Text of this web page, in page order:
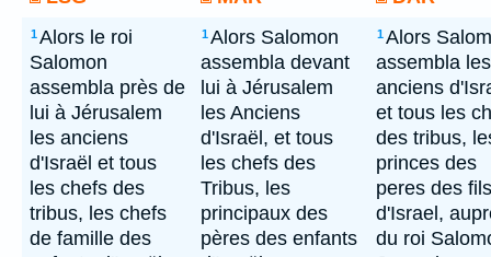
1Alors le roi
Salomon
assembla près de
lui à Jérusalem
les anciens
d'Israël et tous
les chefs des
tribus, les chefs
de famille des
1Alors Salomon
assembla devant
lui à Jérusalem
les Anciens
d'Israël, et tous
les chefs des
Tribus, les
principaux des
pères des enfants
1Alors
assembla les
anciens
et tous les
des tribus,
princes des
peres des fils
d'Israel,
du roi